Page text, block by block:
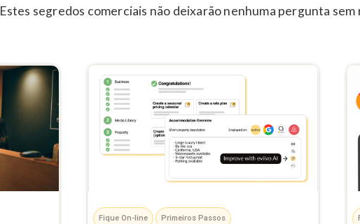
Estes segredos comerciais não deixarão nenhuma pergunta sem
Fique On-line Primeiros Passos